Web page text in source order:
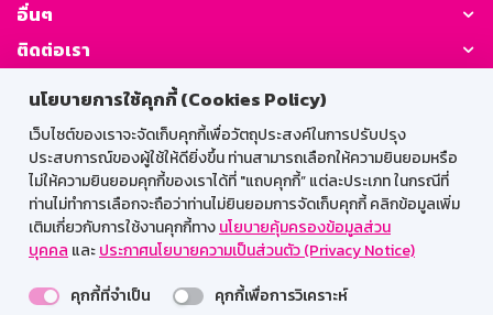
นโยบายการใช้คุกกี้ (Cookies Policy)
เว็บไซต์ของเราจะจัดเก็บคุกกี้เพื่อวัตถุประสงค์ในการปรับปรุง
ประสบการณ์ของผู้ใช้ให้ดียิ่งขึ้น ท่านสามารถเลือกให้ความยินยอมหรือ
ไม่ให้ความยินยอมคุกกี้ของเราได้ที่ "แถบคุกกี้” แต่ละประเภท ในกรณีที่
ท่านไม่ทำการเลือกจะถือว่าท่านไม่ยินยอมการจัดเก็บคุกกี้ คลิกข้อมูลเพิ่ม
เติมเกี่ยวกับการใช้งานคุกกี้ทางนโยบายคุ้มครองข้อมูลส่วน
บุคคล และประกาศนโยบายความเป็นส่วนตัว (Privacy Notice)
คุกกี้ที่จำเป็น
คุกกี้เพื่อการวิเคราะห์
อื่นๆ
ติดต่อเรา
GSB Society:
สำหรับพนักงาน
Web HR
GSB Wisdom
M-Search
เข้าสู่ระบบเน็ตเมล